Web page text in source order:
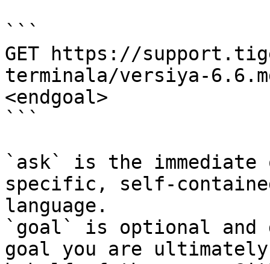
```
GET https://
terminala/versiya-
<endgoal>
```
`ask` is the
specific, self-
language.
`goal` is optional and
goal you are